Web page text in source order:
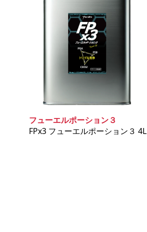
フューエルポーション３
FPx3 フューエルポーション３ 4L